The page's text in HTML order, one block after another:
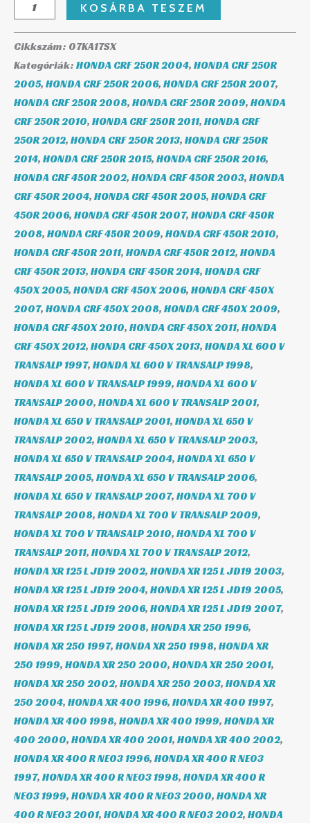
KOSÁRBA TESZEM
Cikkszám: 07KA17SX
Kategóriák: HONDA CRF 250R 2004, HONDA CRF 250R
2005, HONDA CRF 250R 2006, HONDA CRF 250R 2007,
HONDA CRF 250R 2008, HONDA CRF 250R 2009, HONDA
CRF 250R 2010, HONDA CRF 250R 2011, HONDA CRF
250R 2012, HONDA CRF 250R 2013, HONDA CRF 250R
2014, HONDA CRF 250R 2015, HONDA CRF 250R 2016,
HONDA CRF 450R 2002, HONDA CRF 450R 2003, HONDA
CRF 450R 2004, HONDA CRF 450R 2005, HONDA CRF
450R 2006, HONDA CRF 450R 2007, HONDA CRF 450R
2008, HONDA CRF 450R 2009, HONDA CRF 450R 2010,
HONDA CRF 450R 2011, HONDA CRF 450R 2012, HONDA
CRF 450R 2013, HONDA CRF 450R 2014, HONDA CRF
450X 2005, HONDA CRF 450X 2006, HONDA CRF 450X
2007, HONDA CRF 450X 2008, HONDA CRF 450X 2009,
HONDA CRF 450X 2010, HONDA CRF 450X 2011, HONDA
CRF 450X 2012, HONDA CRF 450X 2013, HONDA XL 600 V
TRANSALP 1997, HONDA XL 600 V TRANSALP 1998,
HONDA XL 600 V TRANSALP 1999, HONDA XL 600 V
TRANSALP 2000, HONDA XL 600 V TRANSALP 2001,
HONDA XL 650 V TRANSALP 2001, HONDA XL 650 V
TRANSALP 2002, HONDA XL 650 V TRANSALP 2003,
HONDA XL 650 V TRANSALP 2004, HONDA XL 650 V
TRANSALP 2005, HONDA XL 650 V TRANSALP 2006,
HONDA XL 650 V TRANSALP 2007, HONDA XL 700 V
TRANSALP 2008, HONDA XL 700 V TRANSALP 2009,
HONDA XL 700 V TRANSALP 2010, HONDA XL 700 V
TRANSALP 2011, HONDA XL 700 V TRANSALP 2012,
HONDA XR 125 L JD19 2002, HONDA XR 125 L JD19 2003,
HONDA XR 125 L JD19 2004, HONDA XR 125 L JD19 2005,
HONDA XR 125 L JD19 2006, HONDA XR 125 L JD19 2007,
HONDA XR 125 L JD19 2008, HONDA XR 250 1996,
HONDA XR 250 1997, HONDA XR 250 1998, HONDA XR
250 1999, HONDA XR 250 2000, HONDA XR 250 2001,
HONDA XR 250 2002, HONDA XR 250 2003, HONDA XR
250 2004, HONDA XR 400 1996, HONDA XR 400 1997,
HONDA XR 400 1998, HONDA XR 400 1999, HONDA XR
400 2000, HONDA XR 400 2001, HONDA XR 400 2002,
HONDA XR 400 R NE03 1996, HONDA XR 400 R NE03
1997, HONDA XR 400 R NE03 1998, HONDA XR 400 R
NE03 1999, HONDA XR 400 R NE03 2000, HONDA XR
400 R NE03 2001, HONDA XR 400 R NE03 2002, HONDA